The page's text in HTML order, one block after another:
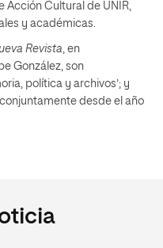
Acción Cultural de UNIR,
y académicas.
Revista, en
González, son
política y archivos’; y
desde el año